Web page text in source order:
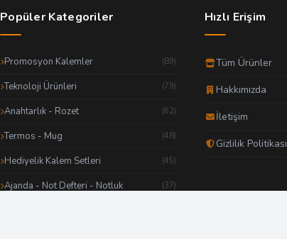
Popüler Kategoriler
Promosyon Kalemler (89)
Teknoloji Ürünleri (79)
Anahtarlık - Rozet (62)
Termos - Mug (48)
Hediyelik Kalem Setleri (45)
Ajanda - Not Defteri - Notluk (37)
Hızlı Erişim
Tüm Ürünler
Hakkımızda
İletişim
Gizlilik Politikası